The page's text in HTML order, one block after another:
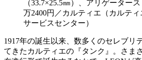
（33.7×25.5㎜）、アリゲーター
万2400円／カルティエ（カルテ
サービスセンター）
1917年の誕生以来、数多くのセレブリ
てきたカルティエの『タンク』。さま